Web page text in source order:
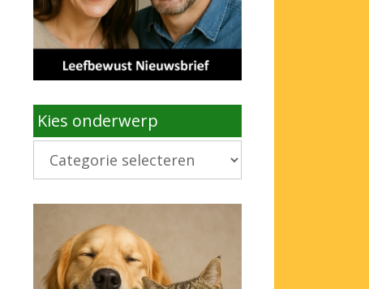
Kies onderwerp
Kies
onderwerp